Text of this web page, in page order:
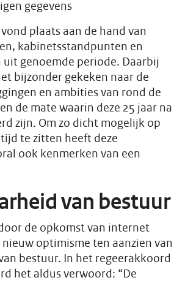
gegevens
plaats aan de hand van
kabinetsstandpunten en
uit genoemde periode. Daarbij
bijzonder gekeken naar de
en ambities van rond de
de mate waarin deze 25 jaar na
zijn. Om zo dicht mogelijk op
te zitten heeft deze
ook kenmerken van een
van bestuur
door de opkomst van internet
nieuw optimisme ten aanzien van
bestuur. In het regeerakkoord
het aldus verwoord: “De